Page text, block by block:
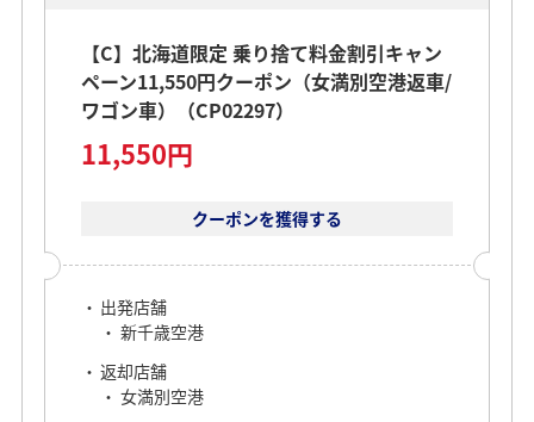
【C】北海道限定 乗り捨て料金割引キャン
ペーン11,550円クーポン（女満別空港返車/
ワゴン車）（CP02297）
11,550円
クーポンを獲得する
出発店舗
新千歳空港
返却店舗
女満別空港